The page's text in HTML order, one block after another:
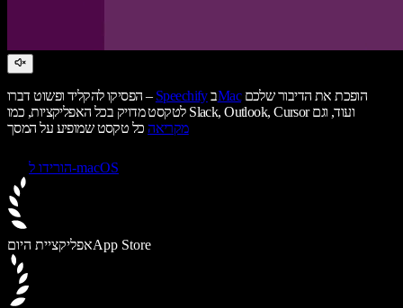
הפסיקו להקליד ופשוט דברו – Speechify בMacהופכת את הדיבור שלכם
לטקסט מדויק בכל האפליקציות, כמו Slack, Outlook, Cursor ועוד, וגם
מקריאהכל טקסט שמופיע על המסך
הורידו ל-macOS
אפליקציית היוםApp Store